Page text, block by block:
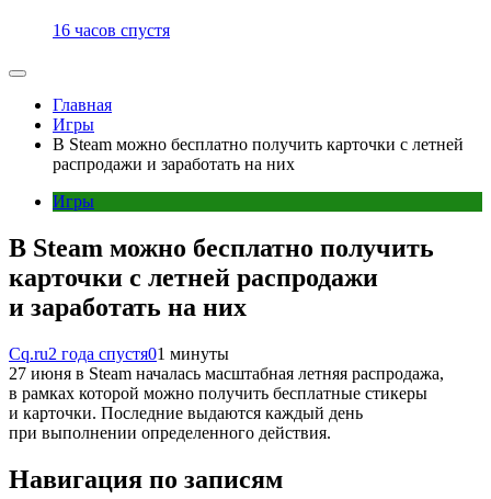
16 часов спустя
Главная
Игры
В Steam можно бесплатно получить карточки с летней
распродажи и заработать на них
Игры
В Steam можно бесплатно получить
карточки с летней распродажи
и заработать на них
Cq.ru2 года спустя01 минуты
27 июня в Steam началась масштабная летняя распродажа,
в рамках которой можно получить бесплатные стикеры
и карточки. Последние выдаются каждый день
при выполнении определенного действия.
Навигация по записям